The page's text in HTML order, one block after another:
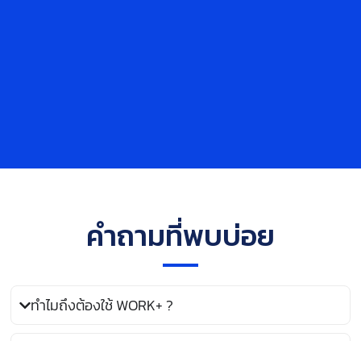
คำถามที่พบบ่อย
ทำไมถึงต้องใช้ WORK+ ?